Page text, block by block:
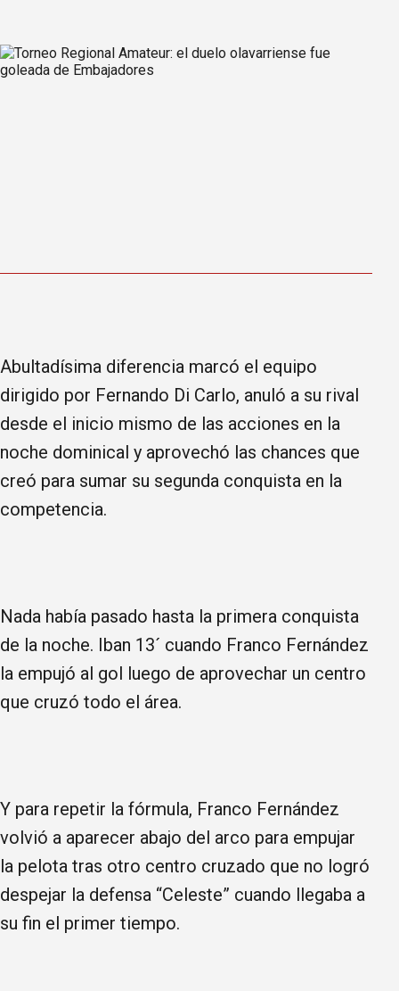
Abultadísima diferencia marcó el equipo
dirigido por Fernando Di Carlo, anuló a su rival
desde el inicio mismo de las acciones en la
noche dominical y aprovechó las chances que
creó para sumar su segunda conquista en la
competencia.
Nada había pasado hasta la primera conquista
de la noche. Iban 13´ cuando Franco Fernández
la empujó al gol luego de aprovechar un centro
que cruzó todo el área.
Y para repetir la fórmula, Franco Fernández
volvió a aparecer abajo del arco para empujar
la pelota tras otro centro cruzado que no logró
despejar la defensa “Celeste” cuando llegaba a
su fin el primer tiempo.